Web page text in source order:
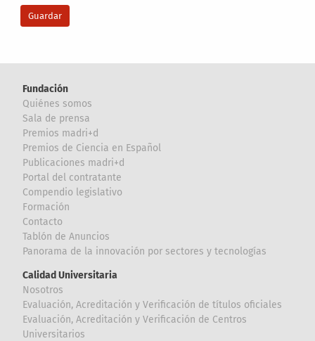
Fundación
Quiénes somos
Sala de prensa
Premios madri+d
Premios de Ciencia en Español
Publicaciones madri+d
Portal del contratante
Compendio legislativo
Formación
Contacto
Tablón de Anuncios
Panorama de la innovación por sectores y tecnologías
Calidad Universitaria
Nosotros
Evaluación, Acreditación y Verificación de títulos oficiales
Evaluación, Acreditación y Verificación de Centros
Universitarios